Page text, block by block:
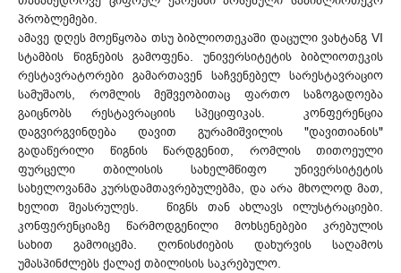
პრობლემები.
ამავე დღეს მოეწყობა თსუ ბიბლიოთეკაში დაცული ვახტანგ VI
სტამბის წიგნების გამოფენა. უნივერსიტეტის ბიბლიოთეკის
რესტავრატორები გამართავენ საჩვენებელ სარესტავრაციო
სამუშაოს, რომლის მეშვეობითაც ფართო საზოგადოება
გაიცნობს რესტავრაციის სპეციფიკას. კონფერენცია
დაგვირგვინდება დავით გურამიშვილის "დავითიანის"
გადაწერილი წიგნის წარდგენით, რომლის თითოეული
ფურცელი თბილისის სახელმწიფო უნივერსიტეტის
სახელოვანმა კურსდამთავრებულებმა, და არა მხოლოდ მათ,
ხელით შეასრულეს. წიგნს თან ახლავს ილუსტრაციები.
კონფერენციაზე წარმოდგენილი მოხსენებები კრებულის
სახით გამოიცემა. ღონისძიების დახურვის საღამოს
უმასპინძლებს ქალაქ თბილისის საკრებულო.